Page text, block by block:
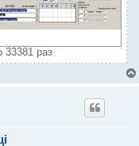
33381 раз